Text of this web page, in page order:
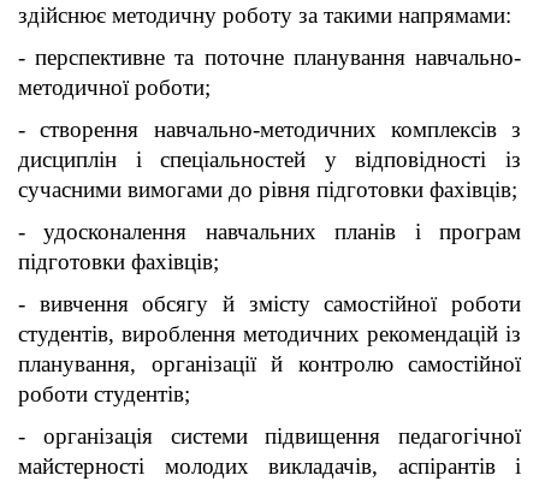
здійснює методичну роботу за такими напрямами:
- перспективне та поточне планування навчально-
методичної роботи;
- створення навчально-методичних комплексів з
дисциплін і спеціальностей у відповідності із
сучасними вимогами до рівня під­готовки фахівців;
- удосконалення навчальних планів і програм
підготовки фахівців;
- вивчення обсягу й змісту самостійної роботи
студентів, вироблення методичних рекомендацій із
планування, організації й контролю самостійної
роботи студентів;
- організація системи підвищення педагогічної
майстерності молодих викладачів, аспірантів і